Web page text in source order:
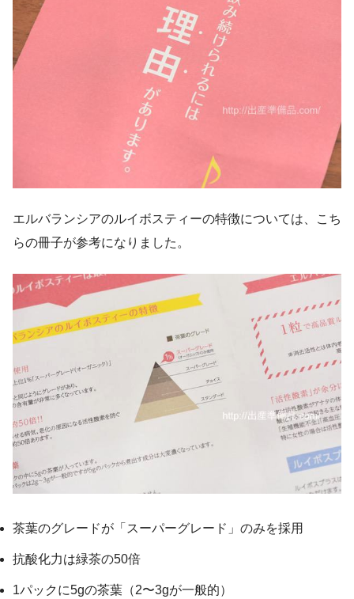
エルバランシアのルイボスティーの特徴については、こち
らの冊子が参考になりました。
茶葉のグレードが「スーパーグレード」のみを採用
抗酸化力は緑茶の50倍
1パックに5gの茶葉（2〜3gが一般的）